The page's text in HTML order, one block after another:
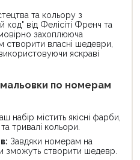
та кольору з
від Фелісіті Френч та
захоплююча
створити власні шедеври,
яскраві
по номерам
набір містить якісні фарби,
тривалі кольори.
Завдяки номерам на
зможуть створити шедевр.